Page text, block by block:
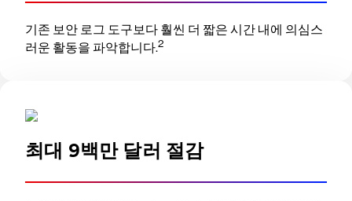
기존 보안 로그 도구보다 훨씬 더 짧은 시간 내에 의심스
러운 활동을 파악합니다.2
최대 9백만 달러 절감